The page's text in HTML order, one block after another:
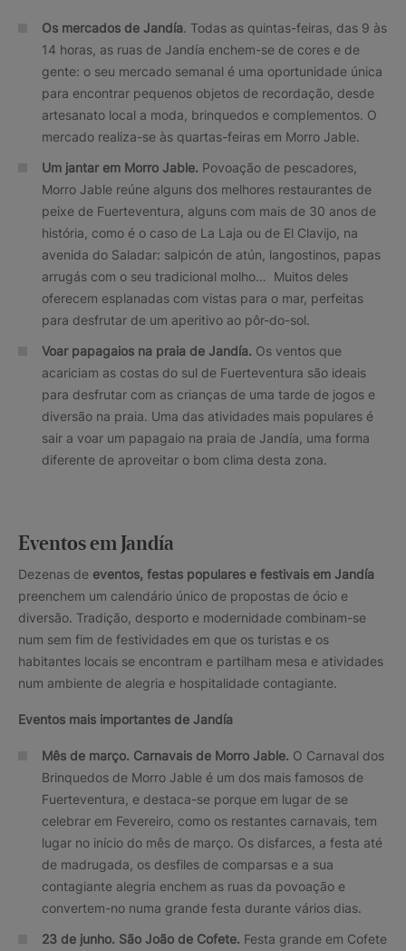
Os mercados de Jandía. Todas as quintas-feiras, das 9 às
14 horas, as ruas de Jandía enchem-se de cores e de
gente: o seu mercado semanal é uma oportunidade única
para encontrar pequenos objetos de recordação, desde
artesanato local a moda, brinquedos e complementos. O
mercado realiza-se às quartas-feiras em Morro Jable.
Um jantar em Morro Jable. Povoação de pescadores,
Morro Jable reúne alguns dos melhores restaurantes de
peixe de Fuerteventura, alguns com mais de 30 anos de
história, como é o caso de La Laja ou de El Clavijo, na
avenida do Saladar: salpicón de atún, langostinos, papas
arrugás com o seu tradicional molho… Muitos deles
oferecem esplanadas com vistas para o mar, perfeitas
para desfrutar de um aperitivo ao pôr-do-sol.
Voar papagaios na praia de Jandía. Os ventos que
acariciam as costas do sul de Fuerteventura são ideais
para desfrutar com as crianças de uma tarde de jogos e
diversão na praia. Uma das atividades mais populares é
sair a voar um papagaio na praia de Jandía, uma forma
diferente de aproveitar o bom clima desta zona.
Eventos em Jandía
Dezenas de eventos, festas populares e festivais em Jandía
preenchem um calendário único de propostas de ócio e
diversão. Tradição, desporto e modernidade combinam-se
num sem fim de festividades em que os turistas e os
habitantes locais se encontram e partilham mesa e atividades
num ambiente de alegria e hospitalidade contagiante.
Eventos mais importantes de Jandía
Mês de março. Carnavais de Morro Jable. O Carnaval dos
Brinquedos de Morro Jable é um dos mais famosos de
Fuerteventura, e destaca-se porque em lugar de se
celebrar em Fevereiro, como os restantes carnavais, tem
lugar no início do mês de março. Os disfarces, a festa até
de madrugada, os desfiles de comparsas e a sua
contagiante alegria enchem as ruas da povoação e
convertem-no numa grande festa durante vários dias.
23 de junho. São João de Cofete. Festa grande em Cofete